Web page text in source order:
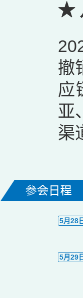
★
撤
应
亚
渠
5月28
5月29